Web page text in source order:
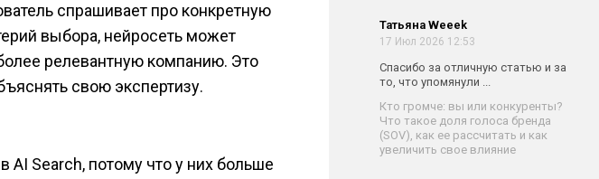
Татьяна Weeek
17 Июл 2026 12:53
Спасибо за отличную статью и за
то, что упомянули ...
Кто громче: вы или конкуренты?
Что такое доля голоса бренда
(SOV), как ее рассчитать и как
увеличить свое влияние
спрашивает про конкретную
выбора, нейросеть может
релевантную компанию. Это
свою экспертизу.
Search, потому что у них больше